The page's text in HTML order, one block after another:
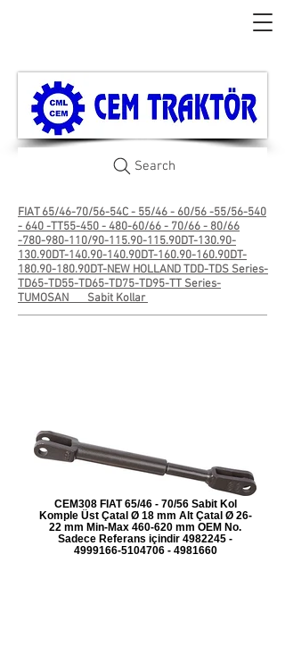
Search
FIAT 65/46-70/56-54C - 55/46 - 60/56 -55/56-540
- 640 -TT55-450 - 480-60/66 - 70/66 - 80/66
-780-980-110/90-115.90-115.90DT-130.90-
130.90DT-140.90-140.90DT-160.90-160.90DT-
180.90-180.90DT-NEW HOLLAND TDD-TDS Series-
TD65-TD55-TD65-TD75-TD95-TT Series-
TUMOSAN Sabit Kollar
CEM308 FIAT 65/46 - 70/56 Sabit Kol
Komple Üst Çatal Ø 18 mm Alt Çatal Ø 26-
22 mm Min-Max 460-620 mm OEM No.
Sadece Referans içindir 4982245 -
4999166-5104706 - 4981660